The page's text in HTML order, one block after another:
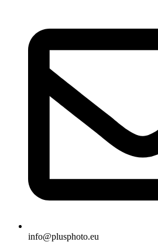
info@plusphoto.eu